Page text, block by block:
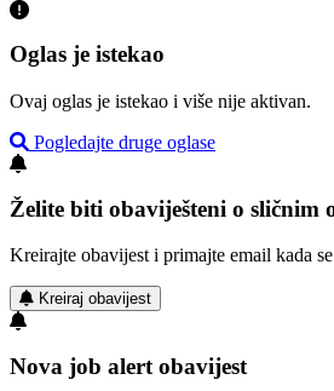
Oglas je istekao
Ovaj oglas je istekao i više nije aktivan.
Pogledajte druge oglase
Želite biti obaviješteni o sličnim
Kreirajte obavijest i primajte email kada
Kreiraj obavijest
Nova job alert obavijest